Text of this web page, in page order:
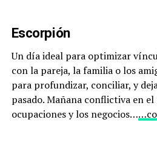
Escorpión
Un día ideal para optimizar
con la pareja, la familia o los
para profundizar, conciliar, y
pasado. Mañana conflictiva en
ocupaciones y los negocios…